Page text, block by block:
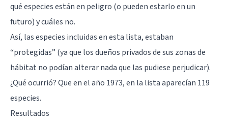
qué especies están en peligro (o pueden estarlo en un
futuro) y cuáles no.
Así, las especies incluidas en esta lista, estaban
“protegidas” (ya que los dueños privados de sus zonas de
hábitat no podían alterar nada que las pudiese perjudicar).
¿Qué ocurrió? Que en el año 1973, en la lista aparecían 119
especies.
Resultados